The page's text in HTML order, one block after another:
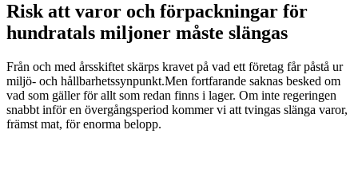
Risk att varor och förpackningar för
hundratals miljoner måste slängas
Från och med årsskiftet skärps kravet på vad ett företag får påstå ur
miljö- och hållbarhetssynpunkt.Men fortfarande saknas besked om
vad som gäller för allt som redan finns i lager. Om inte regeringen
snabbt inför en övergångsperiod kommer vi att tvingas slänga varor,
främst mat, för enorma belopp.